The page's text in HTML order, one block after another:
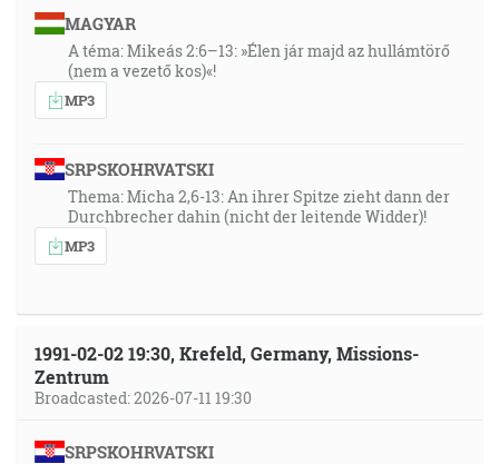
MAGYAR
A téma: Mikeás 2:6–13: »Élen jár majd az hullámtörő
(nem a vezető kos)«!
MP3
SRPSKOHRVATSKI
Thema: Micha 2,6-13: An ihrer Spitze zieht dann der
Durchbrecher dahin (nicht der leitende Widder)!
MP3
1991-02-02 19:30, Krefeld, Germany, Missions-
Zentrum
Broadcasted: 2026-07-11 19:30
SRPSKOHRVATSKI